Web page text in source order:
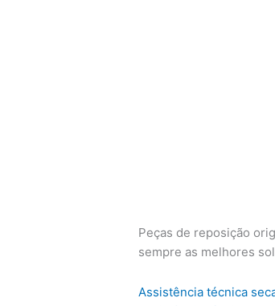
Peças de reposição
sempre as melhores
Assistência técnica